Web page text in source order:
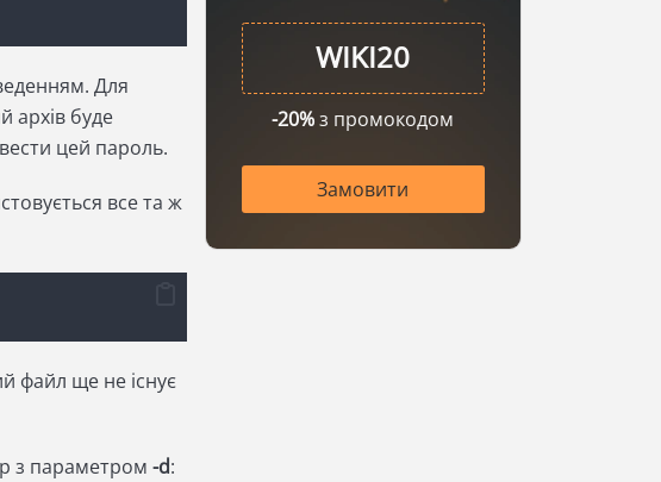
Для
архів буде
цей пароль.
все та ж
файл ще не існує
з параметром -d:
-20%з промокодом
Замовити